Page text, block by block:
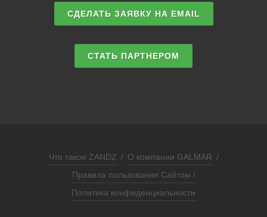
СДЕЛАТЬ ЗАЯВКУ НА EMAIL
СТАТЬ ПАРТНЕРОМ
Что такое ZANDZ / О компании GALMAR /
Правила пользования Сайтом /
Политика конфиденциальности